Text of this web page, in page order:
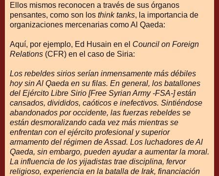
Ellos mismos reconocen a través de sus órganos
pensantes, como son los think tanks, la importancia de
organizaciones mercenarias como Al Qaeda:
Aquí, por ejemplo, Ed Husain en el Council on Foreign
Relations (CFR) en el caso de Siria:
Los rebeldes sirios serían inmensamente más débiles
hoy sin Al Qaeda en su filas. En general, los batallones
del Ejército Libre Sirio [Free Syrian Army -FSA-] están
cansados, divididos, caóticos e inefectivos. Sintiéndose
abandonados por occidente, las fuerzas rebeldes se
están desmoralizando cada vez más mientras se
enfrentan con el ejército profesional y superior
armamento del régimen de Assad. Los luchadores de Al
Qaeda, sin embargo, pueden ayudar a aumentar la moral.
La influencia de los yijadistas trae disciplina, fervor
religioso, experiencia en la batalla de Irak, financiación